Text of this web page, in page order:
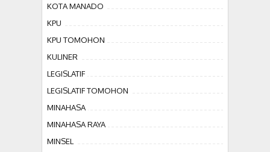
KOTA MANADO
KPU
KPU TOMOHON
KULINER
LEGISLATIF
LEGISLATIF TOMOHON
MINAHASA
MINAHASA RAYA
MINSEL